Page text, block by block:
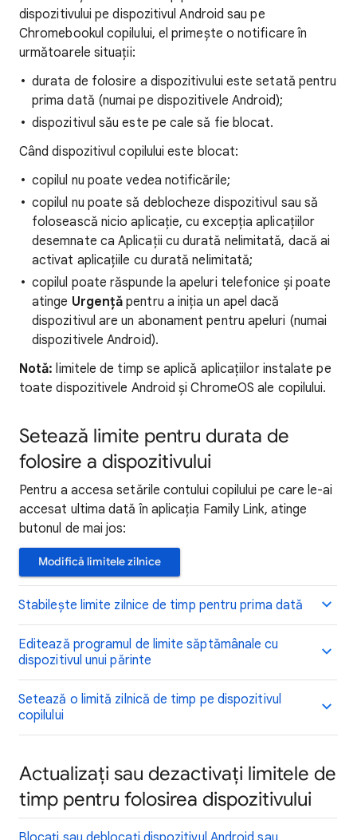
dispozitivului pe dispozitivul Android sau pe
Chromebookul copilului, el primește o notificare în
următoarele situații:
durata de folosire a dispozitivului este setată pentru
prima dată (numai pe dispozitivele Android);
dispozitivul său este pe cale să fie blocat.
Când dispozitivul copilului este blocat:
copilul nu poate vedea notificările;
copilul nu poate să deblocheze dispozitivul sau să
folosească nicio aplicație, cu excepția aplicațiilor
desemnate ca Aplicații cu durată nelimitată, dacă ai
activat aplicațiile cu durată nelimitată;
copilul poate răspunde la apeluri telefonice și poate
atinge Urgență pentru a iniția un apel dacă
dispozitivul are un abonament pentru apeluri (numai
dispozitivele Android).
Notă: limitele de timp se aplică aplicațiilor instalate pe
toate dispozitivele Android și ChromeOS ale copilului.
Setează limite pentru durata de
folosire a dispozitivului
Pentru a accesa setările contului copilului pe care le-ai
accesat ultima dată în aplicația Family Link, atinge
butonul de mai jos:
Modifică limitele zilnice
Stabilește limite zilnice de timp pentru prima dată
Editează programul de limite săptămânale cu
dispozitivul unui părinte
Setează o limită zilnică de timp pe dispozitivul
copilului
Actualizați sau dezactivați limitele de
timp pentru folosirea dispozitivului